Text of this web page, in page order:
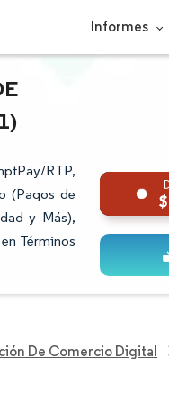
Informes
RTP,
(Pagos de
y Más),
Términos
De Comercio Digital